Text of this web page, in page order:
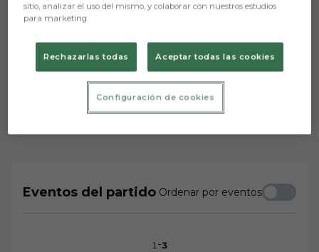
Para quedarme sin ti (1-3)
El Burgos CF acaricia la victoria pero
sucumbe a la pegada del Granada
Eventos del partido Ordenar por eventos
1 -3
sitio, analizar el uso del mismo, y colaborar con nuestros estudios
para marketing.
Rechazarlas todas Aceptar todas las cookies
Configuración de cookies